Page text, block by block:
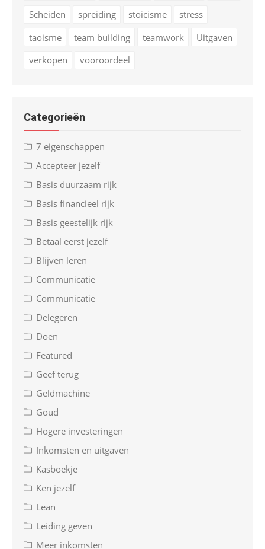
Scheiden
spreiding stoicisme
stress
taoisme
team building teamwork
Uitgaven
verkopen
vooroordeel
Categorieën
7 eigenschappen
Accepteer jezelf
Basis duurzaam rijk
Basis financieel rijk
Basis geestelijk rijk
Betaal eerst jezelf
Blijven leren
Communicatie
Communicatie
Delegeren
Doen
Featured
Geef terug
Geldmachine
Goud
Hogere investeringen
Inkomsten en uitgaven
Kasboekje
Ken jezelf
Lean
Leiding geven
Meer inkomsten